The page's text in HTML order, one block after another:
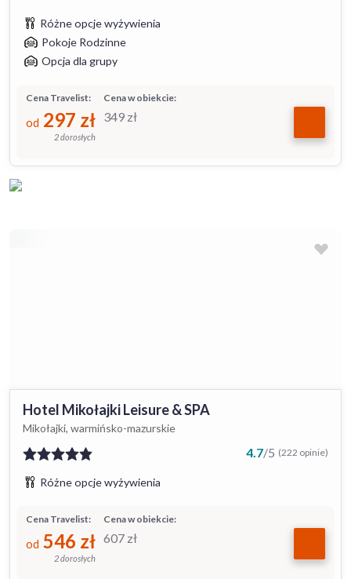
Różne opcje wyżywienia
Pokoje Rodzinne
Opcja dla grupy
Cena w obiekcie:
349 zł
Cena Travelist:
od 297 zł
2 dorosłych
Hotel Mikołajki Leisure & SPA
Mikołajki, warmińsko-mazurskie
4.7/5 (222 opinie)
Różne opcje wyżywienia
Cena w obiekcie:
607 zł
Cena Travelist:
od 546 zł
2 dorosłych